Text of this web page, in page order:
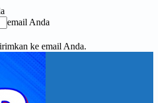
email Anda
ke email Anda.